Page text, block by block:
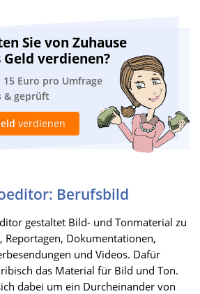
Sie von Zuhause
Geld verdienen?
15 Euro pro Umfrage
& geprüft
verdienen
Berufsbild
gestaltet Bild- und Tonmaterial zu
Reportagen, Dokumentationen,
und Videos. Dafür
das Material für Bild und Ton.
dabei um ein Durcheinander von